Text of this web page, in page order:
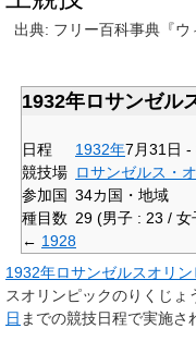
出典: フリー百科事典『
1932年ロサンゼル
日程 1932年7月31日 -
競技場 ロサンゼルス・
参加国 34カ国・地域
種目数 29 (男子 : 23 / 女
← 1928
1932年ロサンゼルスオリン
スオリンピックのりくじょ
日 までの競技日程で実施さ